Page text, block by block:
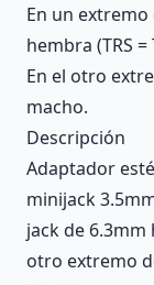
En un
hembra (TRS =
En el otro
macho.
Descripción
Adaptador
minijack
jack de 6.3mm
otro extremo